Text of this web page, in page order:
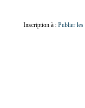
Inscription à : Publier